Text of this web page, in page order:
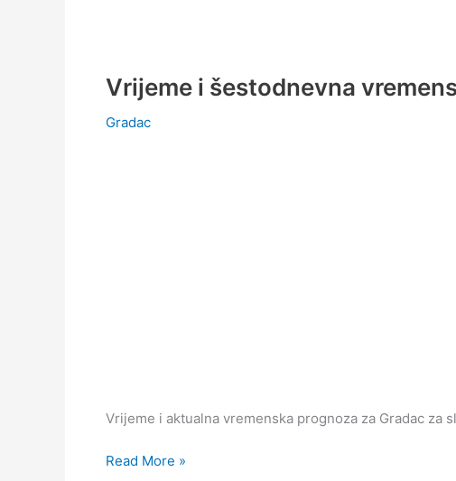
Vrijeme i šestodnevna
Gradac
Vrijeme i aktualna vremenska prognoza za Gradac za
Vrijeme
Read More »